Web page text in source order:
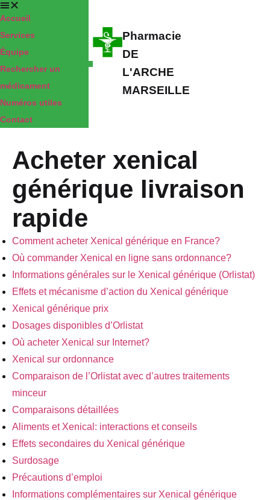
Pharmacie
DE
L'ARCHE
MARSEILLE
Accueil
Services
Équipe
Rechercher un
médicament
Numéros utiles
Contact
Acheter xenical
générique livraison
rapide
Comment acheter Xenical générique en France?
Où commander Xenical en ligne sans ordonnance?
Informations générales sur le Xenical générique (Orlistat)
Effets et mécanisme d’action du Xenical générique
Xenical générique prix
Dosages disponibles d’Orlistat
Où acheter Xenical sur Internet?
Xenical sur ordonnance
Comparaison de l’Orlistat avec d’autres traitements
minceur
Comparaisons détaillées
Aliments et Xenical: interactions et conseils
Effets secondaires du Xenical générique
Surdosage
Précautions d’emploi
Informations complémentaires sur Xenical générique